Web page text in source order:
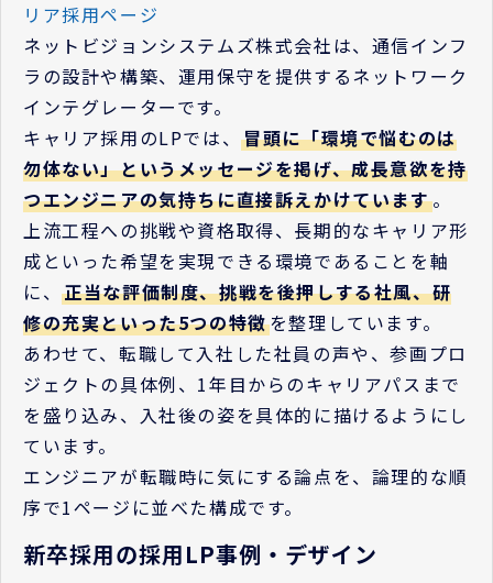
リア採用ページ
ネットビジョンシステムズ株式会社は、通信インフ
ラの設計や構築、運用保守を提供するネットワーク
インテグレーターです。
キャリア採用のLPでは、冒頭に「環境で悩むのは
勿体ない」というメッセージを掲げ、成長意欲を持
つエンジニアの気持ちに直接訴えかけています。
上流工程への挑戦や資格取得、長期的なキャリア形
成といった希望を実現できる環境であることを軸
に、正当な評価制度、挑戦を後押しする社風、研
修の充実といった5つの特徴を整理しています。
あわせて、転職して入社した社員の声や、参画プロ
ジェクトの具体例、1年目からのキャリアパスまで
を盛り込み、入社後の姿を具体的に描けるようにし
ています。
エンジニアが転職時に気にする論点を、論理的な順
序で1ページに並べた構成です。
新卒採用の採用LP事例・デザイン